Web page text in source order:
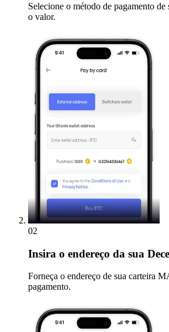
Selecione o método de pagamento de
o valor.
02
Insira o endereço da sua
Forneça o endereço de sua carteira
pagamento.